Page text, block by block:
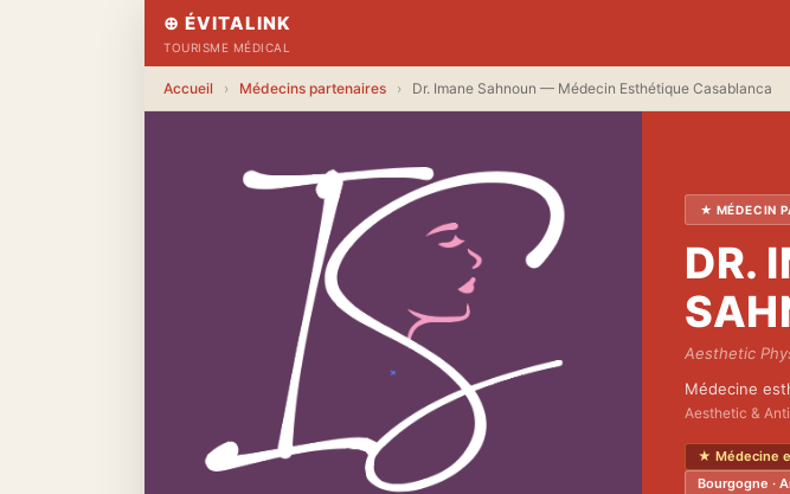
⊕ ÉVITALINK
TOURISME MÉDICAL
Accueil › Médecins partenaires › Dr. Imane Sahnoun — Médecin Esthétique Casablanca
★ MÉDECIN
DR.
Aesthetic
Médecine
Aesthetic &
★ Médecine
Bourgogne ·